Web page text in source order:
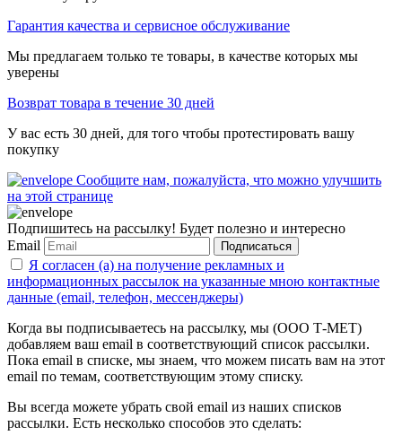
Гарантия качества и сервисное обслуживание
Мы предлагаем только те товары, в качестве которых мы
уверены
Возврат товара в течение 30 дней
У вас есть 30 дней, для того чтобы протестировать вашу
покупку
Сообщите нам, пожалуйста, что можно улучшить
на этой странице
Подпишитесь на рассылку! Будет полезно и интересно
Email
Подписаться
Я согласен (а) на получение рекламных и
информационных рассылок на указанные мною контактные
данные (email, телефон, мессенджеры)
Когда вы подписываетесь на рассылку, мы (ООО Т-МЕТ)
добавляем ваш email в соответствующий список рассылки.
Пока email в списке, мы знаем, что можем писать вам на этот
email по темам, соответствующим этому списку.
Вы всегда можете убрать свой email из наших списков
рассылки. Есть несколько способов это сделать: